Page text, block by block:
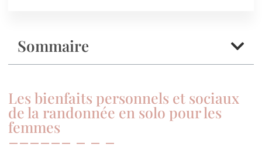
Sommaire
Les bienfaits personnels et sociaux
de la randonnée en solo pour les
femmes